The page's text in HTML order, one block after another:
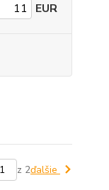
EUR
z 2ďalšie